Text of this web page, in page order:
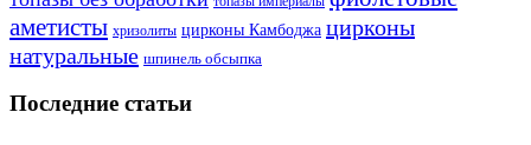
аметисты хризолиты цирконы Камбоджа цирконы
натуральные шпинель обсыпка
Последние статьи